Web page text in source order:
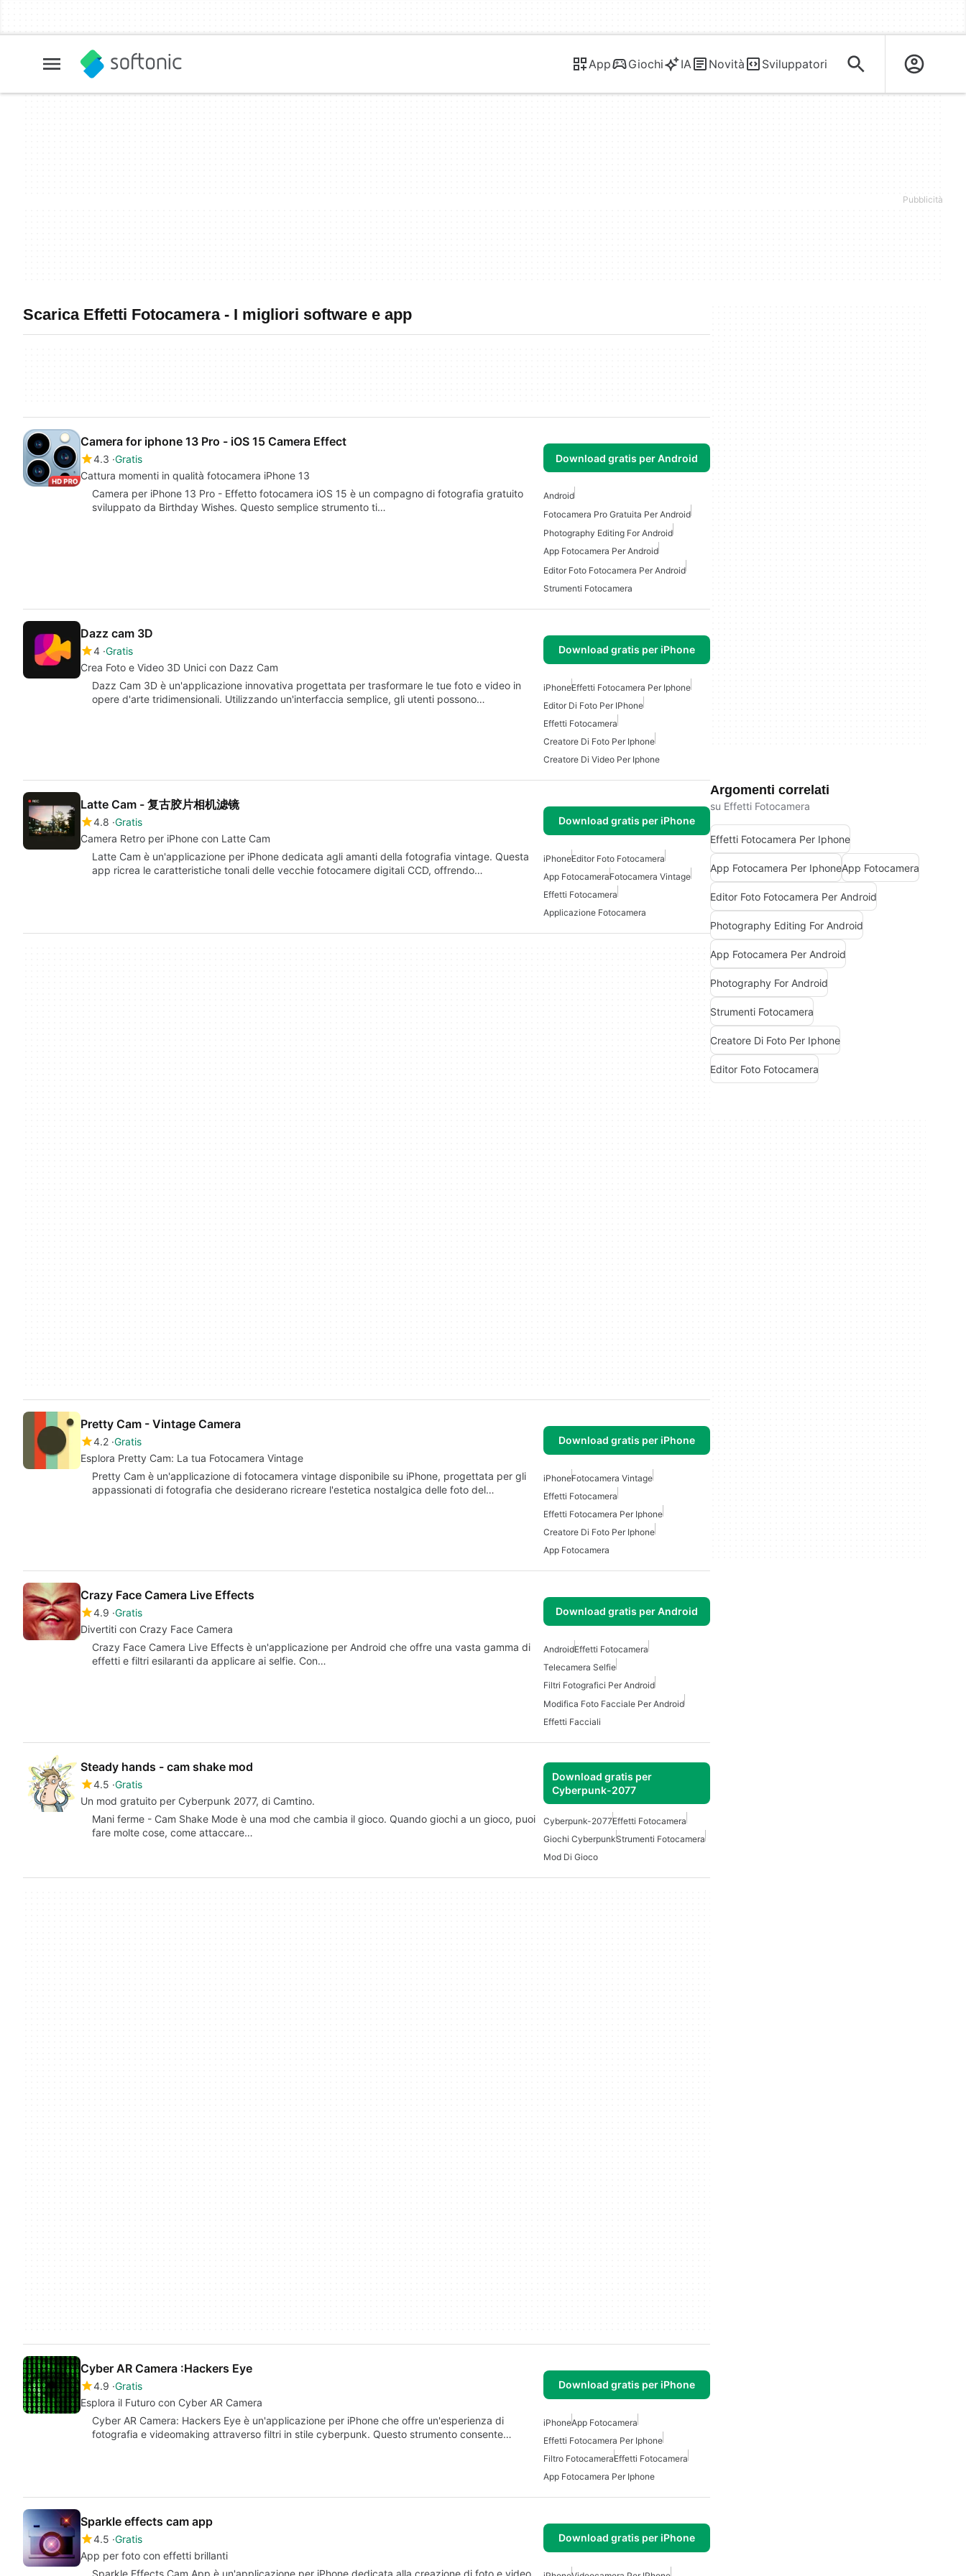
App Giochi IA Novità Sviluppatori
Scarica Effetti Fotocamera - I migliori software e app
Camera for iphone 13 Pro - iOS 15 Camera Effect
4.3 Gratis
Cattura momenti in qualità fotocamera iPhone 13
Download gratis per Android
Camera per iPhone 13 Pro - Effetto fotocamera iOS 15 è un compagno di fotografia gratuito
sviluppato da Birthday Wishes. Questo semplice strumento ti…
Android
Fotocamera Pro Gratuita Per Android
Photography Editing For Android
App Fotocamera Per Android
Editor Foto Fotocamera Per Android
Strumenti Fotocamera
Dazz cam 3D
4 Gratis
Crea Foto e Video 3D Unici con Dazz Cam
Download gratis per iPhone
Dazz Cam 3D è un'applicazione innovativa progettata per trasformare le tue foto e video in
opere d'arte tridimensionali. Utilizzando un'interfaccia semplice, gli utenti possono…
iPhoneEffetti Fotocamera Per Iphone
Editor Di Foto Per IPhone
Effetti Fotocamera
Creatore Di Foto Per Iphone
Creatore Di Video Per Iphone
Latte Cam - 复古胶片相机滤镜
4.8 Gratis
Camera Retro per iPhone con Latte Cam
Download gratis per iPhone
Latte Cam è un'applicazione per iPhone dedicata agli amanti della fotografia vintage. Questa
app ricrea le caratteristiche tonali delle vecchie fotocamere digitali CCD, offrendo…
iPhoneEditor Foto Fotocamera
App FotocameraFotocamera Vintage
Effetti Fotocamera
Applicazione Fotocamera
Pretty Cam - Vintage Camera
4.2 Gratis
Esplora Pretty Cam: La tua Fotocamera Vintage
Download gratis per iPhone
Pretty Cam è un'applicazione di fotocamera vintage disponibile su iPhone, progettata per gli
appassionati di fotografia che desiderano ricreare l'estetica nostalgica delle foto del…
iPhoneFotocamera Vintage
Effetti Fotocamera
Effetti Fotocamera Per Iphone
Creatore Di Foto Per Iphone
App Fotocamera
Crazy Face Camera Live Effects
4.9 Gratis
Divertiti con Crazy Face Camera
Download gratis per Android
Crazy Face Camera Live Effects è un'applicazione per Android che offre una vasta gamma di
effetti e filtri esilaranti da applicare ai selfie. Con…
AndroidEffetti Fotocamera
Telecamera Selfie
Filtri Fotografici Per Android
Modifica Foto Facciale Per Android
Effetti Facciali
Steady hands - cam shake mod
4.5 Gratis
Un mod gratuito per Cyberpunk 2077, di Camtino.
Download gratis per
Cyberpunk-2077
Mani ferme - Cam Shake Mode è una mod che cambia il gioco. Quando giochi a un gioco, puoi
fare molte cose, come attaccare…
Cyberpunk-2077Effetti Fotocamera
Giochi CyberpunkStrumenti Fotocamera
Mod Di Gioco
Cyber AR Camera :Hackers Eye
4.9 Gratis
Esplora il Futuro con Cyber AR Camera
Download gratis per iPhone
Cyber AR Camera: Hackers Eye è un'applicazione per iPhone che offre un'esperienza di
fotografia e videomaking attraverso filtri in stile cyberpunk. Questo strumento consente…
iPhoneApp Fotocamera
Effetti Fotocamera Per Iphone
Filtro FotocameraEffetti Fotocamera
App Fotocamera Per Iphone
Sparkle effects cam app
4.5 Gratis
App per foto con effetti brillanti
Download gratis per iPhone
Sparkle Effects Cam App è un'applicazione per iPhone dedicata alla creazione di foto e video
Argomenti correlati
su Effetti Fotocamera
Effetti Fotocamera Per Iphone
App Fotocamera Per IphoneApp Fotocamera
Editor Foto Fotocamera Per Android
Photography Editing For Android
App Fotocamera Per Android
Photography For Android
Strumenti Fotocamera
Creatore Di Foto Per Iphone
Editor Foto Fotocamera